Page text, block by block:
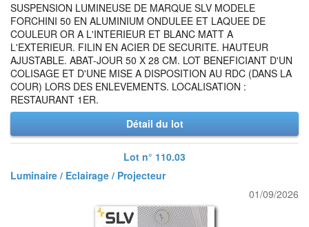
SUSPENSION LUMINEUSE DE MARQUE SLV MODELE
FORCHINI 50 EN ALUMINIUM ONDULEE ET LAQUEE DE
COULEUR OR A L'INTERIEUR ET BLANC MATT A
L'EXTERIEUR. FILIN EN ACIER DE SECURITE. HAUTEUR
AJUSTABLE. ABAT-JOUR 50 X 28 CM. LOT BENEFICIANT D'UN
COLISAGE ET D'UNE MISE A DISPOSITION AU RDC (DANS LA
COUR) LORS DES ENLEVEMENTS. LOCALISATION :
RESTAURANT 1ER.
Détail du lot
Lot n° 110.03
Luminaire / Eclairage / Projecteur
01/09/2026